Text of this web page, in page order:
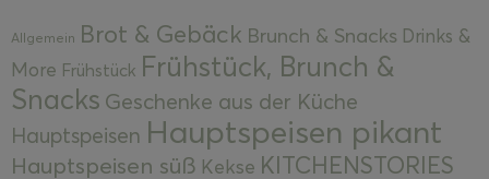
Allgemein Brot & Gebäck Brunch & Snacks Drinks &
More Frühstück Frühstück, Brunch &
Snacks Geschenke aus der Küche
Hauptspeisen Hauptspeisen pikant
Hauptspeisen süß Kekse KITCHENSTORIES